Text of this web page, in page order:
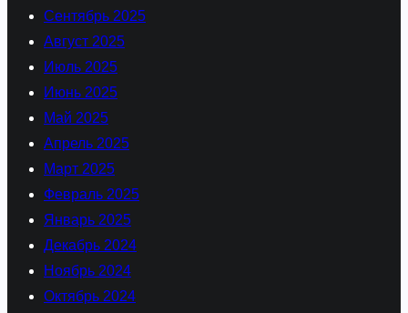
Сентябрь 2025
Август 2025
Июль 2025
Июнь 2025
Май 2025
Апрель 2025
Март 2025
Февраль 2025
Январь 2025
Декабрь 2024
Ноябрь 2024
Октябрь 2024